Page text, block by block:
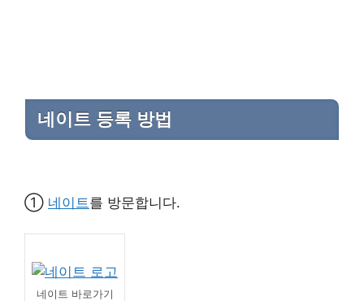
네이트 등록 방법
① 네이트 를 방문합니다.
네이트 바로가기